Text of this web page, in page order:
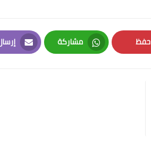
حفظ
Pinterest
مشاركة
Whatsapp
Email